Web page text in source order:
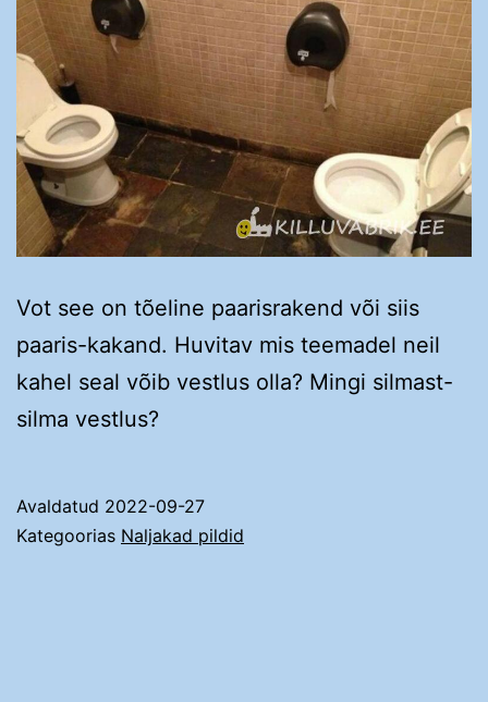
Vot see on tõeline paarisrakend või siis
paaris-kakand. Huvitav mis teemadel neil
kahel seal võib vestlus olla? Mingi silmast-
silma vestlus?
Avaldatud 2022-09-27
Kategoorias Naljakad pildid